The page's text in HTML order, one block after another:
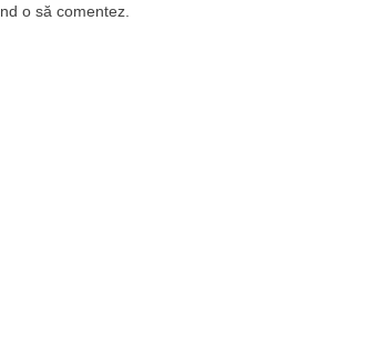
o să comentez.